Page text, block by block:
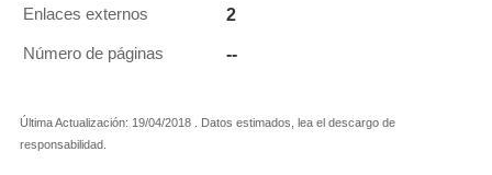
Enlaces externos 2
Número de páginas --
Última Actualización: 19/04/2018 . Datos estimados, lea el descargo de
responsabilidad.